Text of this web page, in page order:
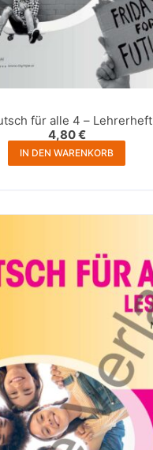
für alle 4 – Lehrerheft
4,80€
IN DEN WARENKORB